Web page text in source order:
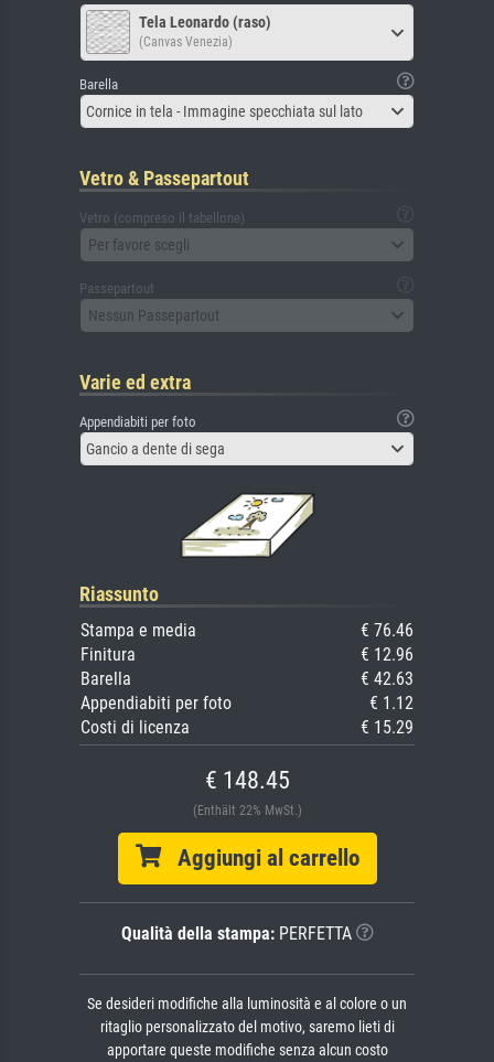
Tela Leonardo (raso)
(Canvas Venezia)
Barella
Cornice in tela - Immagine specchiata sul lato
Vetro & Passepartout
Vetro (compreso il tabellone)
Per favore scegli
Passepartout
Nessun Passepartout
Varie ed extra
Appendiabiti per foto
Gancio a dente di sega
Riassunto
Stampa e media
€ 76.46
Finitura
€ 12.96
Barella
€ 42.63
Appendiabiti per foto
€ 1.12
Costi di licenza
€ 15.29
€ 148.45
(Enthält 22% MwSt.)
Aggiungi al carrello
Qualità della stampa:PERFETTA
Se desideri modifiche alla luminosità e al colore o un
ritaglio personalizzato del motivo, saremo lieti di
apportare queste modifiche senza alcun costo